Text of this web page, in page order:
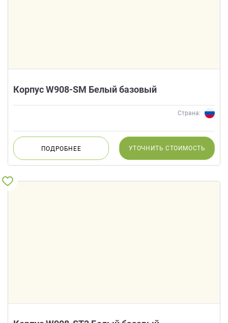
Корпус W908-SМ Белый базовый
Страна:
ПОДРОБНЕЕ УТОЧНИТЬ СТОИМОСТЬ